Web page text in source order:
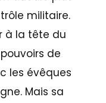
militaire.
à la tête du
de
les évêques
Mais sa